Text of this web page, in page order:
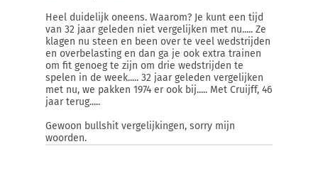
Heel duidelijk oneens. Waarom? Je kunt een tijd
van 32 jaar geleden niet vergelijken met nu..... Ze
klagen nu steen en been over te veel wedstrijden
en overbelasting en dan ga je ook extra trainen
om fit genoeg te zijn om drie wedstrijden te
spelen in de week..... 32 jaar geleden vergelijken
met nu, we pakken 1974 er ook bij..... Met Cruijff, 46
jaar terug.....
Gewoon bullshit vergelijkingen, sorry mijn
woorden.